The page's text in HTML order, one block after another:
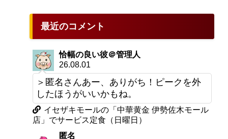
最近のコメント
恰幅の良い彼＠管理人
26.08.01
＞匿名さんあー、ありがち！ピークを外
したほうがいいかもね。
イセザキモールの「中華黄金 伊勢佐木モール
店」でサービス定食（日曜日）
匿名